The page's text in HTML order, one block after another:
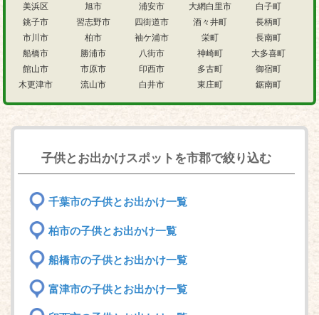
美浜区
銚子市
市川市
船橋市
館山市
木更津市
旭市
習志野市
柏市
勝浦市
市原市
流山市
浦安市
四街道市
袖ケ浦市
八街市
印西市
白井市
大網白里市
酒々井町
栄町
神崎町
多古町
東庄町
白子町
長柄町
長南町
大多喜町
御宿町
鋸南町
子供とお出かけスポットを市郡で絞り込む
千葉市の子供とお出かけ一覧
柏市の子供とお出かけ一覧
船橋市の子供とお出かけ一覧
富津市の子供とお出かけ一覧